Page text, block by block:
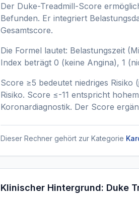
Der Duke-Treadmill-Score
Befunden. Er integriert
Gesamtscore.
Die Formel lautet: Belastungszeit
Index beträgt 0 (keine Angina), 1
Score ≥5 bedeutet niedriges
Risiko. Score ≤-11 entspricht
Koronardiagnostik. Der Score
Dieser Rechner gehört zur Kategorie
Klinischer Hintergrund: Duke